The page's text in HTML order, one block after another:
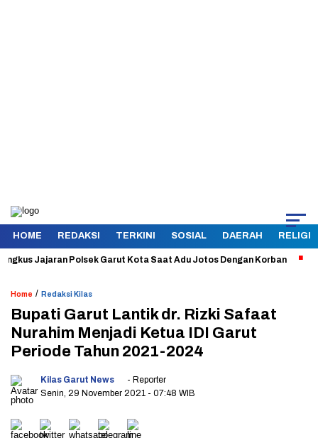
HOME REDAKSI TERKINI SOSIAL DAERAH RELIGI
Polsek Garut Kota Saat Adu Jotos Dengan Korban Aman
Home / Redaksi Kilas
Bupati Garut Lantik dr. Rizki Safaat
Nurahim Menjadi Ketua IDI Garut
Periode Tahun 2021-2024
Kilas Garut News
- Reporter
Senin, 29 November 2021 - 07:48 WIB